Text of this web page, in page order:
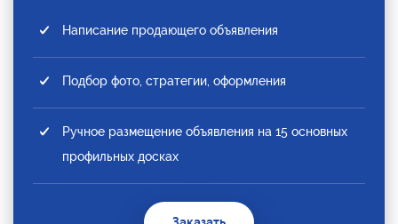
Написание продающего объявления
Подбор фото, стратегии, оформления
Ручное размещение объявления на 15 основных
профильных досках